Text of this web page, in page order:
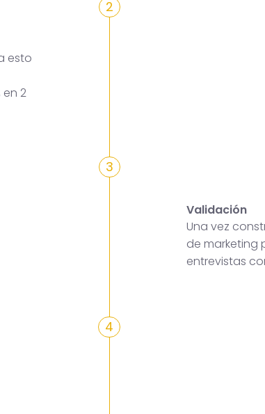
esto
2
2
3
Validación
Una vez
de marketing
entrevistas
4